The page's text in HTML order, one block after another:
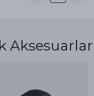
Aksesuarlar